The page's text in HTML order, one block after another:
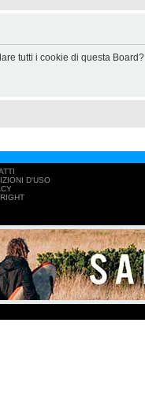
tutti i cookie di questa Board?
D'USO